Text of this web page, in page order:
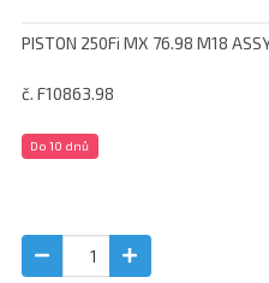
PISTON 250Fi MX 76.98 M18
č. F10863.98
Do 10 dnů